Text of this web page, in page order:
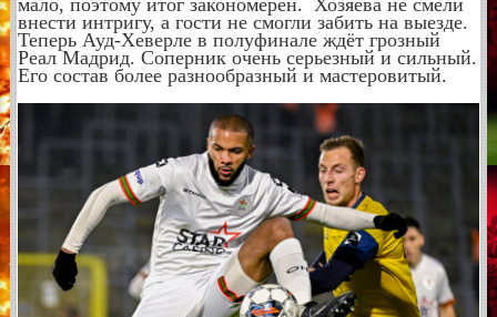
внести интригу, а гости не смогли забить на выезде.
Теперь Ауд-Хеверле в полуфинале ждёт грозный
Реал Мадрид. Соперник очень серьезный и сильный.
Его состав более разнообразный и мастеровитый.